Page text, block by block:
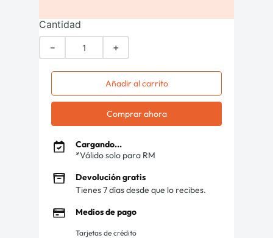
Cantidad
＋
－
Añadir al carrito
Comprar ahora
Cargando...
*Válido solo para RM
Devolución gratis
Tienes 7 días desde que lo recibes.
Medios de pago
Tarjetas de crédito